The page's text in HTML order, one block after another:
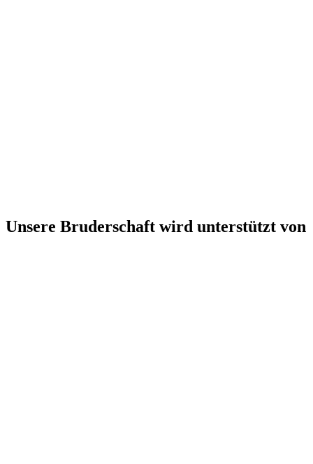
Unsere Bruderschaft wird unterstützt von